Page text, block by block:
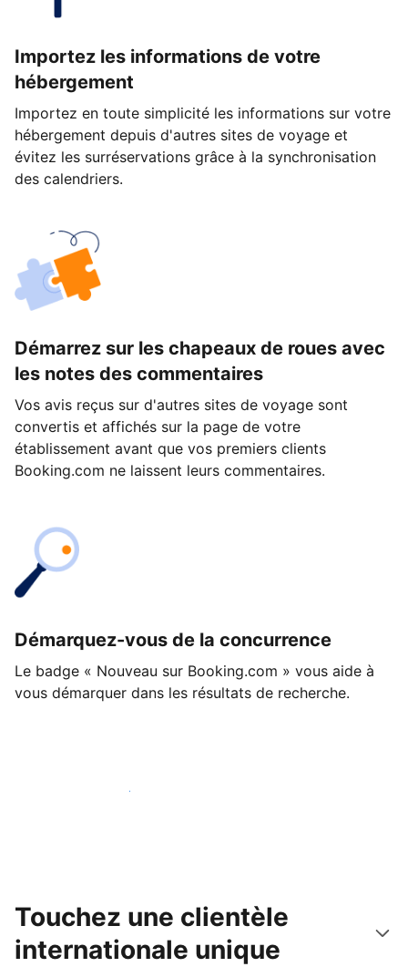
Importez les informations de votre
hébergement
Importez en toute simplicité les informations sur votre
hébergement depuis d'autres sites de voyage et
évitez les surréservations grâce à la synchronisation
des calendriers.
Démarrez sur les chapeaux de roues avec
les notes des commentaires
Vos avis reçus sur d'autres sites de voyage sont
convertis et affichés sur la page de votre
établissement avant que vos premiers clients
Booking.com ne laissent leurs commentaires.
Démarquez-vous de la concurrence
Le badge « Nouveau sur Booking.com » vous aide à
vous démarquer dans les résultats de recherche.
Lancez-vous dès aujourd'hui
Touchez une clientèle
internationale unique